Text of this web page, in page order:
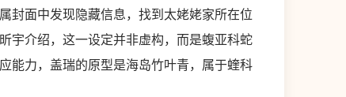
面中发现隐藏信息，找到太姥姥家所在位
宇介绍，这一设定并非虚构，而是蝮亚科蛇
能力，盖瑞的原型是海岛竹叶青，属于蝰科